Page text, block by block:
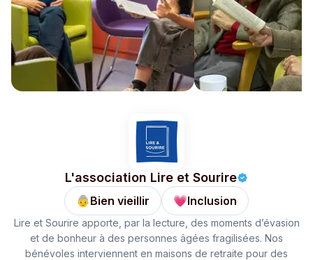
L'association Lire et Sourire
👵Bien vieillir 💗Inclusion
Lire et Sourire apporte, par la lecture, des moments d’évasion
et de bonheur à des personnes âgées fragilisées. Nos
bénévoles interviennent en maisons de retraite pour des